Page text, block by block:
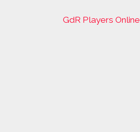
GdR Players Online